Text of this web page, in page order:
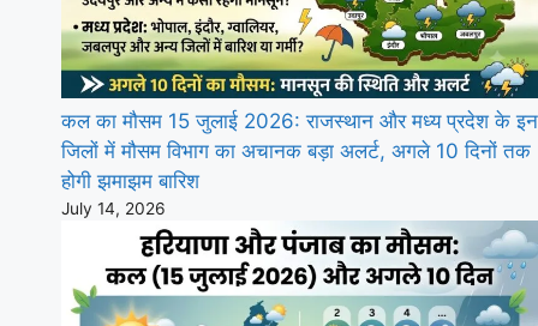
कल का मौसम 15 जुलाई 2026: राजस्थान और मध्य प्रदेश के इन
जिलों में मौसम विभाग का अचानक बड़ा अलर्ट, अगले 10 दिनों तक
होगी झमाझम बारिश
July 14, 2026